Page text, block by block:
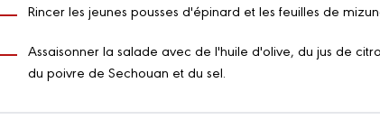
Rincer les jeunes pousses d'épinard et les feuilles de
Assaisonner la salade avec de l'huile d'olive, du jus de
du poivre de Sechouan et du sel.